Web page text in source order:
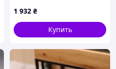
1 932 ₴
Купить